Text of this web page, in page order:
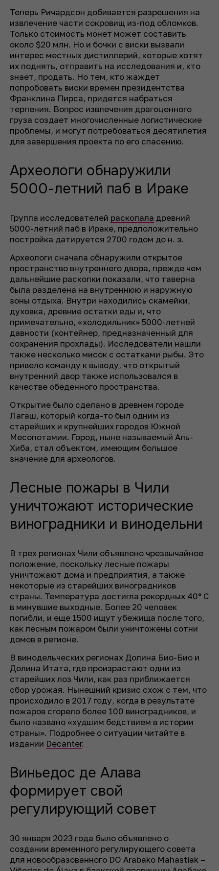
Теперь Ричардсон добивается разрешения на
извлечение части сокровищ из-под обломков.
Только стоимость монет может составить
около $20 млн. Но и бочки с виски вызвали
интерес местных дистиллерий, которые хотят
их поднять, отправить на исследования и, кто
знает, продать. Но тем, кто жаждет
попробовать виски времен президентства
Франклина Пирса, придется набраться
терпения. Вопрос извлечения драгоценного
груза создает многочисленные логистические
проблемы, и могут потребоваться десятилетия
для завершения проекта по его спасению.
Археологи обнаружили
5000-летний паб в Ираке
Группа исследователей раскопала древний
5000-летний паб в Ираке, предположительно
постройка датируется 2700 годом до н. э.
Археологи сначала обнаружили открытое
пространство внутреннего двора, прежде чем
дальнейшие раскопки показали, что таверна
была разделена на внутреннюю и наружную
зоны отдыха. Внутри находились скамейки,
духовка, древние остатки еды и, что
примечательно, «холодильник» 5000-летней
давности (контейнер, предназначенный для
сохранения прохлады). Исследователи нашли
также несколько мисок с остатками рыбы. Это
привело команду к выводу, что открытый
внутренний двор также использовался в
качестве обеденного пространства.
Открытие было сделано в древнем городе
Лагаш, который когда-то был одним из
старейших и крупнейших городов Южной
Месопотамии. Город, ныне называемый Аль-
Хиба, стал объектом, имеющим большое
значение для археологов.
Лесные пожары в Чили
уничтожают исторические
виноградники и винодельни
В трех регионах Чили объявлено чрезвычайное
положение, поскольку лесные пожары
уничтожают дома и предприятия, а также
некоторые из старейших виноградников
страны. Температура достигла рекордных 40° C
в минувшие выходные. Более 20 человек
погибли, и еще 1500 ищут убежища после того,
как лесным пожаром были уничтожены сотни
домов в регионе.
В винодельческих регионах Долина Био-Био и
Долина Итата, где произрастают одни из
старейших лоз Чили, как раз приближается
сбор урожая. Нынешний кризис схож с тем, что
происходило в 2017 году, когда в результате
пожаров сгорело более 100 виноградников, и
было названо «худшим бедствием в истории
страны». Подробнее о ситуации читайте в
издании Decanter.
Виньедос де Алава
формирует свой
регулирующий совет
30 января 2023 года было объявлено о
создании временного регулирующего совета
для новообразованного DO Arabako Mahastiak –